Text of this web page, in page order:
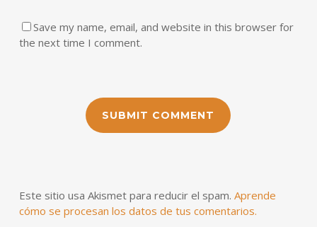
Save my name, email, and website in this browser for
the next time I comment.
Este sitio usa Akismet para reducir el spam. Aprende
cómo se procesan los datos de tus comentarios.